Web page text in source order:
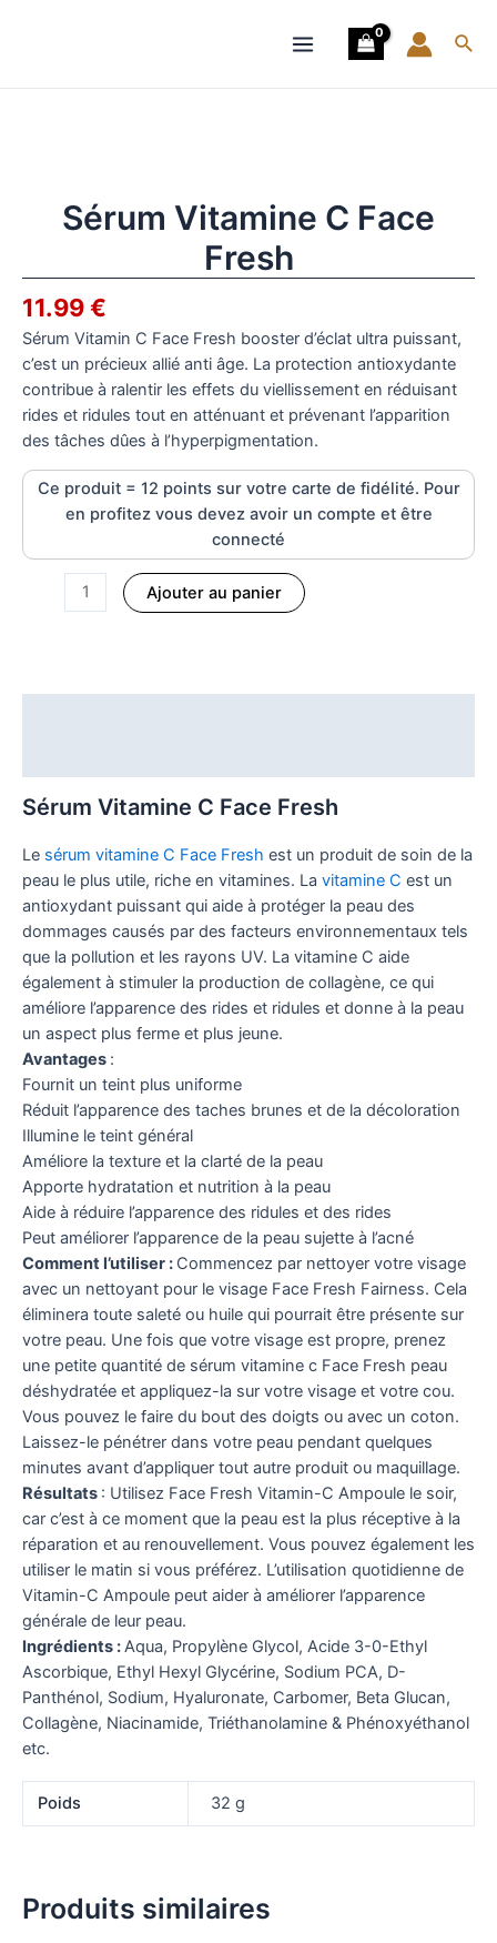
Menu
Sérum Vitamine C Face
Fresh
11.99€
Sérum Vitamin C Face Fresh booster d’éclat ultra puissant,
c’est un précieux allié anti âge. La protection antioxydante
contribue à ralentir les effets du viellissement en réduisant
rides et ridules tout en atténuant et prévenant l’apparition
des tâches dûes à l’hyperpigmentation.
Ce produit = 12 points sur votre carte de fidélité. Pour
en profitez vous devez avoir un compte et être
connecté
Ajouter au panier
Sérum Vitamine C Face Fresh
Le sérum vitamine C Face Fresh est un produit de soin de la
peau le plus utile, riche en vitamines. La vitamine C est un
antioxydant puissant qui aide à protéger la peau des
dommages causés par des facteurs environnementaux tels
que la pollution et les rayons UV. La vitamine C aide
également à stimuler la production de collagène, ce qui
améliore l’apparence des rides et ridules et donne à la peau
un aspect plus ferme et plus jeune.
Avantages :
Fournit un teint plus uniforme
Réduit l’apparence des taches brunes et de la décoloration
Illumine le teint général
Améliore la texture et la clarté de la peau
Apporte hydratation et nutrition à la peau
Aide à réduire l’apparence des ridules et des rides
Peut améliorer l’apparence de la peau sujette à l’acné
Comment l’utiliser : Commencez par nettoyer votre visage
avec un nettoyant pour le visage Face Fresh Fairness. Cela
éliminera toute saleté ou huile qui pourrait être présente sur
votre peau. Une fois que votre visage est propre, prenez
une petite quantité de sérum vitamine c Face Fresh peau
déshydratée et appliquez-la sur votre visage et votre cou.
Vous pouvez le faire du bout des doigts ou avec un coton.
Laissez-le pénétrer dans votre peau pendant quelques
minutes avant d’appliquer tout autre produit ou maquillage.
Résultats : Utilisez Face Fresh Vitamin-C Ampoule le soir,
car c’est à ce moment que la peau est la plus réceptive à la
réparation et au renouvellement. Vous pouvez également les
utiliser le matin si vous préférez. L’utilisation quotidienne de
Vitamin-C Ampoule peut aider à améliorer l’apparence
générale de leur peau.
Ingrédients :Aqua, Propylène Glycol, Acide 3-0-Ethyl
Ascorbique, Ethyl Hexyl Glycérine, Sodium PCA, D-
Panthénol, Sodium, Hyaluronate, Carbomer, Beta Glucan,
Collagène, Niacinamide, Triéthanolamine & Phénoxyéthanol
etc.
Poids 32 g
Produits similaires